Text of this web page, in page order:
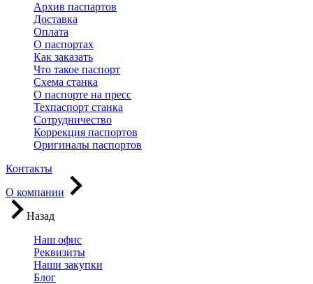
Архив паспартов
Доставка
Оплата
О паспортах
Как заказать
Что такое паспорт
Схема станка
О паспорте на пресс
Техпаспорт станка
Сотрудничество
Коррекция паспортов
Оригиналы паспортов
Контакты
О компании
Назад
Наш офис
Реквизиты
Наши закупки
Блог